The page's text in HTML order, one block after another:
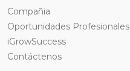
Compañia
Oportunidades Profesionales
iGrowSuccess
Contáctenos